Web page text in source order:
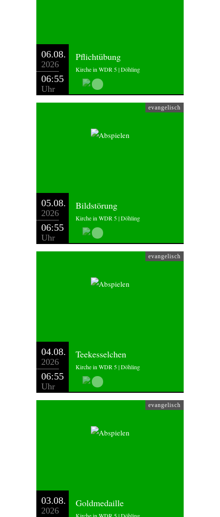
06.08.
2026
06:55
Uhr
Pflichtübung
Kirche in WDR 5 | Döhling
evangelisch
05.08.
2026
06:55
Uhr
Bildstörung
Kirche in WDR 5 | Döhling
evangelisch
04.08.
2026
06:55
Uhr
Teekesselchen
Kirche in WDR 5 | Döhling
evangelisch
03.08.
2026
Goldmedaille